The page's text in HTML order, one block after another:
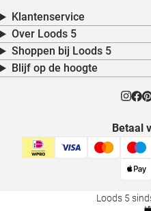
Klantenservice
Over Loods 5
Shoppen bij Loods 5
Blijf op de hoogte
Betaal
Loods 5